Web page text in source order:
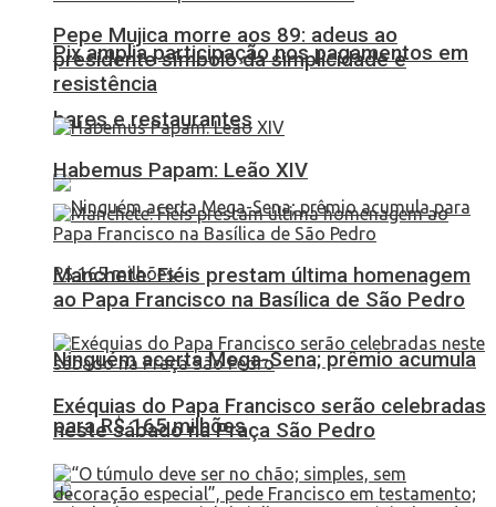
Pix amplia participação nos pagamentos em
bares e restaurantes
Ninguém acerta Mega-Sena; prêmio acumula
para R$ 165 milhões
Pepe Mujica morre aos 89: adeus ao
presidente símbolo da simplicidade e
resistência
Habemus Papam: Leão XIV
Manchete: Fiéis prestam última homenagem
ao Papa Francisco na Basílica de São Pedro
Exéquias do Papa Francisco serão celebradas
neste sábado na Praça São Pedro